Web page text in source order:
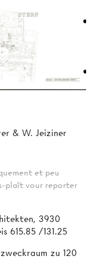
& W. Jeiziner
et peu
plaît vour reporter
3930
615.85 /131.25
zu 120